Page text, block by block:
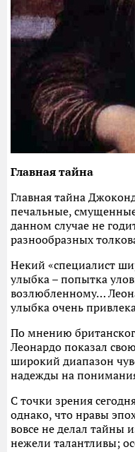
Главная тайна
Главная тайна
печальные,
данном случае не
разнообразных
Некий «специалист
улыбка – попытка
возлюбленному…
улыбка очень
По мнению
Леонардо показал
широкий диапазон
надежды на
С точки зрения
однако, что нравы
вовсе не делал тайны
нежели талантливы;